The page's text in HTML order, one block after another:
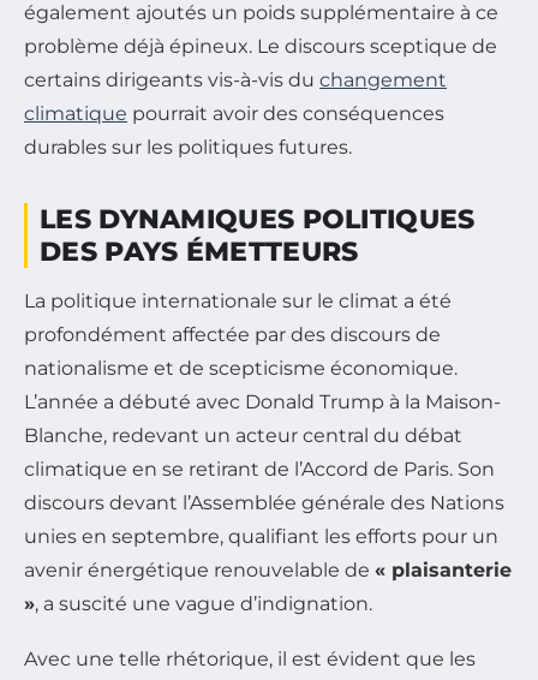
également ajoutés un poids supplémentaire à ce
problème déjà épineux. Le discours sceptique de
certains dirigeants vis-à-vis du changement
climatique pourrait avoir des conséquences
durables sur les politiques futures.
LES DYNAMIQUES POLITIQUES
DES PAYS ÉMETTEURS
La politique internationale sur le climat a été
profondément affectée par des discours de
nationalisme et de scepticisme économique.
L’année a débuté avec Donald Trump à la Maison-
Blanche, redevant un acteur central du débat
climatique en se retirant de l’Accord de Paris. Son
discours devant l’Assemblée générale des Nations
unies en septembre, qualifiant les efforts pour un
avenir énergétique renouvelable de « plaisanterie
», a suscité une vague d’indignation.
Avec une telle rhétorique, il est évident que les